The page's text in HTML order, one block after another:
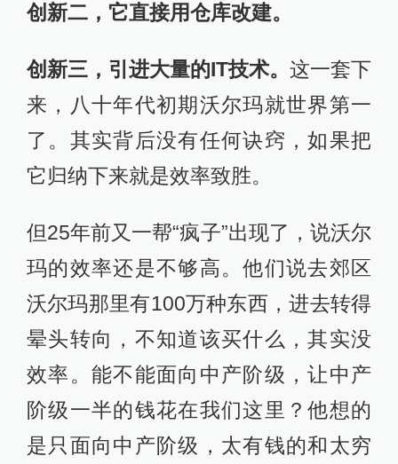
创新二，它直接用仓库改建。
创新三，引进大量的IT技术。这一套下
来，八十年代初期沃尔玛就世界第一
了。其实背后没有任何诀窍，如果把
它归纳下来就是效率致胜。
但25年前又一帮“疯子”出现了，说沃尔
玛的效率还是不够高。他们说去郊区
沃尔玛那里有100万种东西，进去转得
晕头转向，不知道该买什么，其实没
效率。能不能面向中产阶级，让中产
阶级一半的钱花在我们这里？他想的
是只面向中产阶级，太有钱的和太穷